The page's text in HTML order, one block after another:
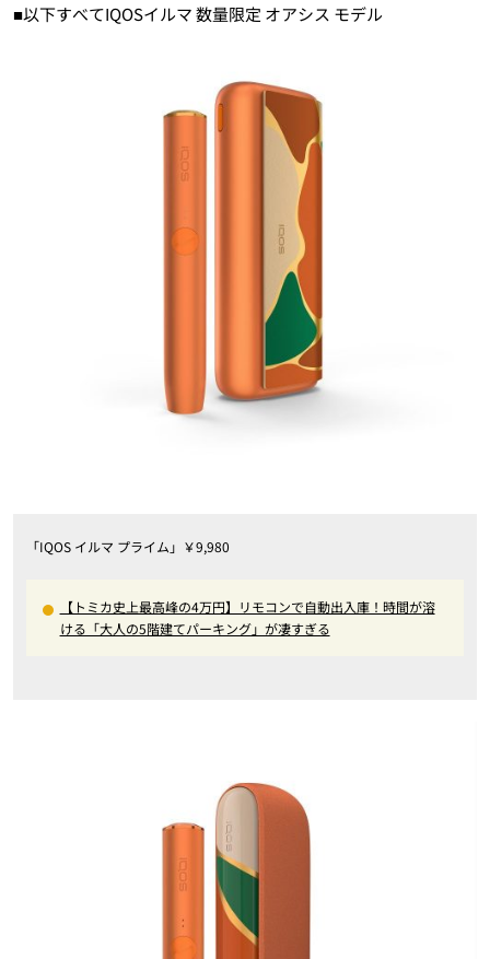
■以下すべてIQOSイルマ 数量限定 オアシス モデル
「IQOS イルマ プライム」￥9,980
【トミカ史上最高峰の4万円】リモコンで自動出入庫！時間が溶
ける「大人の5階建てパーキング」が凄すぎる